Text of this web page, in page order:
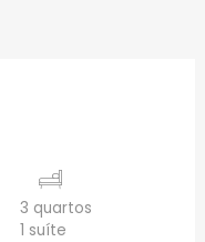
3 quartos
1 suíte